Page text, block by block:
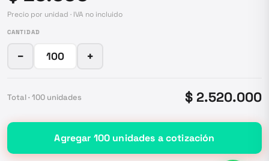
Precio por unidad · IVA no incluido
CANTIDAD
− +
Total · 100 unidades $ 2.520.000
Agregar 100 unidades a cotización